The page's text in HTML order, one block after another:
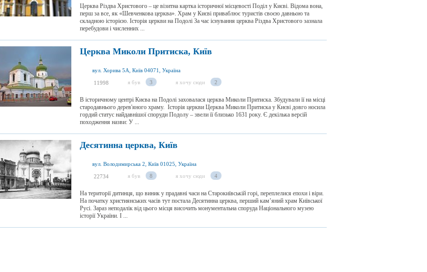
Церква Різдва Христового – це візитна картка історичної місцевості Поділ у Києві. Відома вона,
перш за все, як «Шевченкова церква». Храм у Києві приваблює туристів своєю давньою та
складною історією. Історія церкви на Подолі За час існування церква Різдва Христового зазнала
перебудови і численних ...
Церква Миколи Притиска, Київ
вул. Хорива 5А, Київ 04071, Україна
11998 я був 3 я хочу сюди 2
В історичному центрі Києва на Подолі заховалася церква Миколи Притиска. Збудували її на місці
стародавнього дерев'яного храму. Історія церкви Церква Миколи Притиска у Києві довго носила
гордий статус найдавнішої споруди Подолу – звели її близько 1631 року. Є декілька версій
походження назви: У ...
Десятинна церква, Київ
вул. Володимирська 2, Київ 01025, Україна
22734 я був 8 я хочу сюди 4
На території дитинця, що виник у прадавні часи на Старокиївській горі, переплелися епохи і віри.
На початку християнських часів тут постала Десятинна церква, перший кам’яний храм Київської
Русі. Зараз неподалік від цього місця височить монументальна споруда Національного музею
історії України. І ...